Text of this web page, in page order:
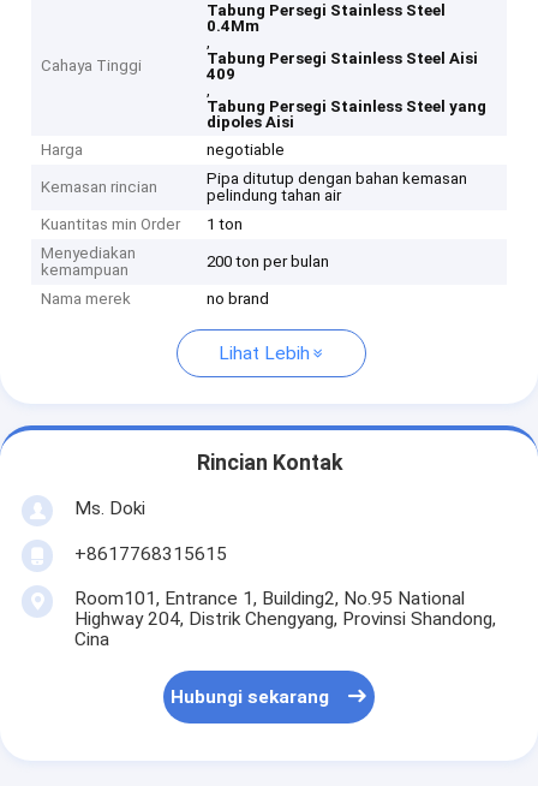
Cahaya Tinggi
Tabung Persegi Stainless Steel
0.4Mm
,
Tabung Persegi Stainless Steel Aisi
409
,
Tabung Persegi Stainless Steel yang
dipoles Aisi
Harga
negotiable
Kemasan rincian
Pipa ditutup dengan bahan kemasan
pelindung tahan air
Kuantitas min Order
1 ton
Menyediakan
kemampuan
200 ton per bulan
Nama merek no brand
Lihat Lebih
Rincian Kontak
Ms. Doki
+8617768315615
Room101, Entrance 1, Building2, No.95 National
Highway 204, Distrik Chengyang, Provinsi Shandong,
Cina
Hubungi sekarang